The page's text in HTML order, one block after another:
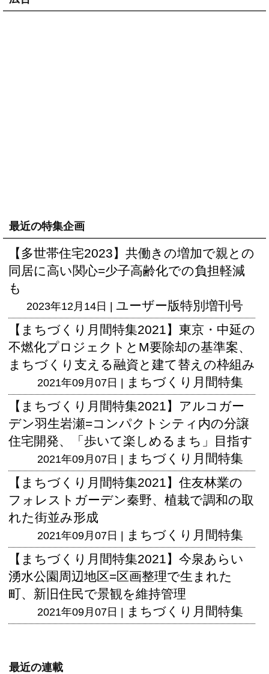
最近の特集企画
【多世帯住宅2023】共働きの増加で親との
同居に高い関心=少子高齢化での負担軽減
も
2023年12月14日 | ユーザー版特別増刊号
【まちづくり月間特集2021】東京・中延の
不燃化プロジェクトとM要除却の基準案、
まちづくり支える融資と建て替えの枠組み
2021年09月07日 | まちづくり月間特集
【まちづくり月間特集2021】アルコガー
デン羽生岩瀬=コンパクトシティ内の分譲
住宅開発、「歩いて楽しめるまち」目指す
2021年09月07日 | まちづくり月間特集
【まちづくり月間特集2021】住友林業の
フォレストガーデン秦野、植栽で調和の取
れた街並み形成
2021年09月07日 | まちづくり月間特集
【まちづくり月間特集2021】今泉あらい
湧水公園周辺地区=区画整理で生まれた
町、新旧住民で景観を維持管理
2021年09月07日 | まちづくり月間特集
最近の連載